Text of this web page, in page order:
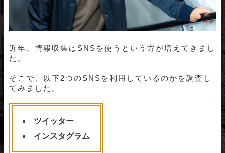
近年、情報収集はSNSを使うという方が増えてきまし
た。
そこで、以下2つのSNSを利用しているのかを調査し
てみました。
ツイッター
インスタグラム